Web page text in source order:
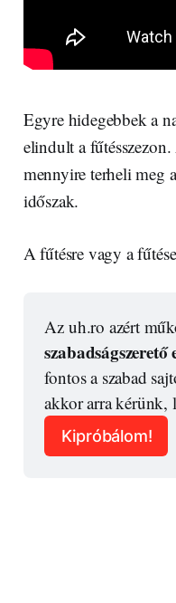
Egyre hidegebbek a
elindult a
mennyire terheli meg
időszak.
A fűtésre vagy a
fontos a szabad
akkor arra kérünk,
Kipróbálom!